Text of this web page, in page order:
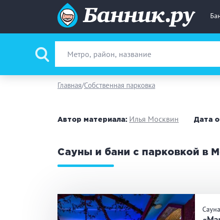
Вид парной
Вместимость
Банные услуги
Главная Собственная парковка
Автор материала: Илья Москвин Дата
Сауны и бани с парковкой в
Сауна